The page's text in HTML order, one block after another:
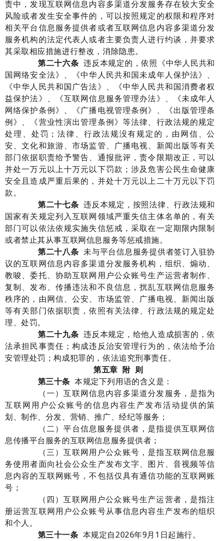
责中 ，发现互联网信息内容多渠道分发服务存在较大安全
风险或者发生安全事件的，可以按照规定的权限和程序对
相关平台信息服务提供者或者互联网信息内容多渠道分发
服务机构的法定代表人或者主要负责人进行约谈，并要求
其采取相应措施进行整改，消除隐患。
第二十六条违反本规定的，依照《中华人民共和
国网络安全法》 、《中华人民共和国未成年人保护法》、
《中华人民共和国广告法》、《中华人民共和国消费者权
益保护法》、
《互联网信息服务管理办法》、 《未成年人
网络保护条例》 、《广播电视管理条例》、《出版管理条
例》、《营业性演出管理条例》 等法律、行政法规的规定
处理、 处罚 ； 法律、行政法规没有规定的， 由网信、公
安、文化和旅游、市场监管、广播电视、新闻出版等有关
部门依据职责给予警告、通报批评，责令限期改正，可以
并处一万元以上十万元以下罚款 ；涉及危害公民生命健康
安全且造成严重后果的，并处十万元以上二十万元以下罚
款。
第二十七条违反本规定， 按照法律、行政法规和
国家有关规定列入互联网领域严重失信主体名单的，有关
部门可以依法依规实施失信惩戒，采取在一定期限内限制
或者禁止其从事互联网信息服务等惩戒措施。
第二十八条未与平台信息服务提供者签订入驻协
议的互联网信息内容多渠道分发服务机构 ，组织、煽动、
教唆、委托、协助互联网用户公众账号生产运营者制作、
复制、发布、传播违法和不良信息 ，扰乱互联网信息服务
秩序的，由网信、公安、 市场监管、广播电视、新闻出版
等有关部门依据职责，依照有关法律、行政法规的规定处
理、处罚。
第二十九条违反本规定 ，给他人造成损害的，依
法承担民事责任； 构成违反治安管理行为的，依法给予治
安管理处罚；构成犯罪的， 依法追究刑事责任。
第五章 附 则
第三十条本规定下列用语的含义是：
（一）互联网信息内容多渠道分发服务 ， 是指为
互联网用户公众账号的信息内容生产发布活动提供的策
划、制作、分发、营销、推广、经纪等服务 ；
（二）平台信息服务提供者，是指提供互联网信
息传播平台服务的互联网信息服务提供者；
（三）互联网用户公众账号，是指互联网信息服
务使用者面向社会公众生产发布文字、图片、音视频等信
息内容的互联网账号，不包括仅具有通信功能的互联网账
号 ；
（四）互联网用户公众账号生产运营者，是指注
册运营互联网用户公众账号从事信息内容生产发布的组织
和个人。
第三十一条 本规定自2026年9月 1 日起施行。